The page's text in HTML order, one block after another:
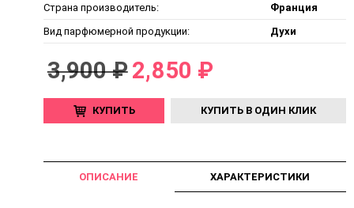
Страна производитель:
Франция
Вид парфюмерной продукции:
Духи
3,900 ₽2,850 ₽
КУПИТЬ КУПИТЬ В ОДИН КЛИК
ОПИСАНИЕ ХАРАКТЕРИСТИКИ